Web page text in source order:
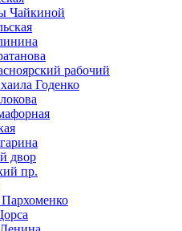
Чайкиной
рабочий
Годенко
двор
пр.